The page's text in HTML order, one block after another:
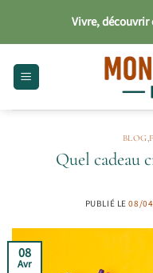
contenu
Vivre,
BLOG,
Quel cadeau
PUBLIÉ LE08/
08
Avr